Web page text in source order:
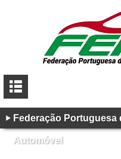
Federação Portuguesa
Automóvel